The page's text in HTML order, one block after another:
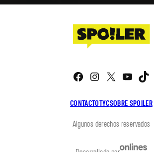
CONTACTOTYCSOBRE SPOILER
Facebook
Instagram
X
Algunos derechos reservados